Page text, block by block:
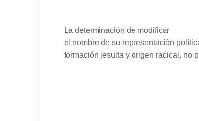
La determinación de modificar
el nombre de su representación
formación jesuita y origen radical, no